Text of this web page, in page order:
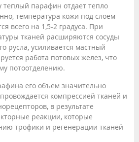
парафин отдает тепло
температура кожи под слоем
всего на 1,5-2 градуса. При
тканей расширяются сосуды
русла, усиливается мастный
работа потовых желез, что
потоотделению.
его объем значительно
компрессией тканей и
в результате
реакции, которые
трофики и регенерации тканей